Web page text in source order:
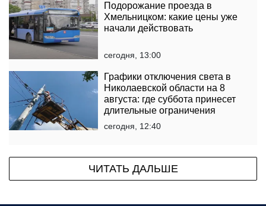
Подорожание проезда в
Хмельницком: какие цены уже
начали действовать
сегодня, 13:00
Графики отключения света в
Николаевской области на 8
августа: где суббота принесет
длительные ограничения
сегодня, 12:40
ЧИТАТЬ ДАЛЬШЕ